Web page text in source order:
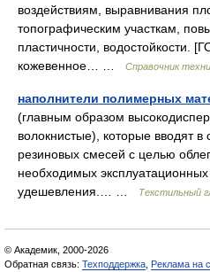
воздействиям, выравнивания
топографическим участкам,
пластичности, водостойкости.
кожевенное… …
Справочник
наполнители полимерных
(главным образом
волокнистые), которые вводят в
резиновых смесей с целью
необходимых эксплуатационных
удешевления.… …
Текстильный
© Академик, 2000-2026
Обратная связь: Техподдержка Реклама на